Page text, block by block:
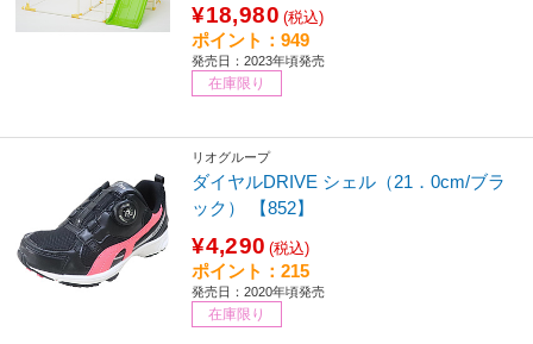
¥18,980 (税込)
ポイント：949
発売日：2023年頃発売
在庫限り
リオグループ
ダイヤルDRIVE シェル（21．0cm/ブラ
ック） 【852】
¥4,290 (税込)
ポイント：215
発売日：2020年頃発売
在庫限り